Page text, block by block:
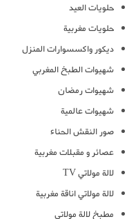
حلويات العيد
حلويات مغربية
ديكور واكسسوارات المنزل
شهيوات الطبخ المغربي
شهيوات رمضان
شهيوات عالمية
صور النقش الحناء
عصائر و مقبلات مغربية
لالة مولاتي TV
لالة مولاتي اناقة مغربية
مطبخ لالة مولاتي